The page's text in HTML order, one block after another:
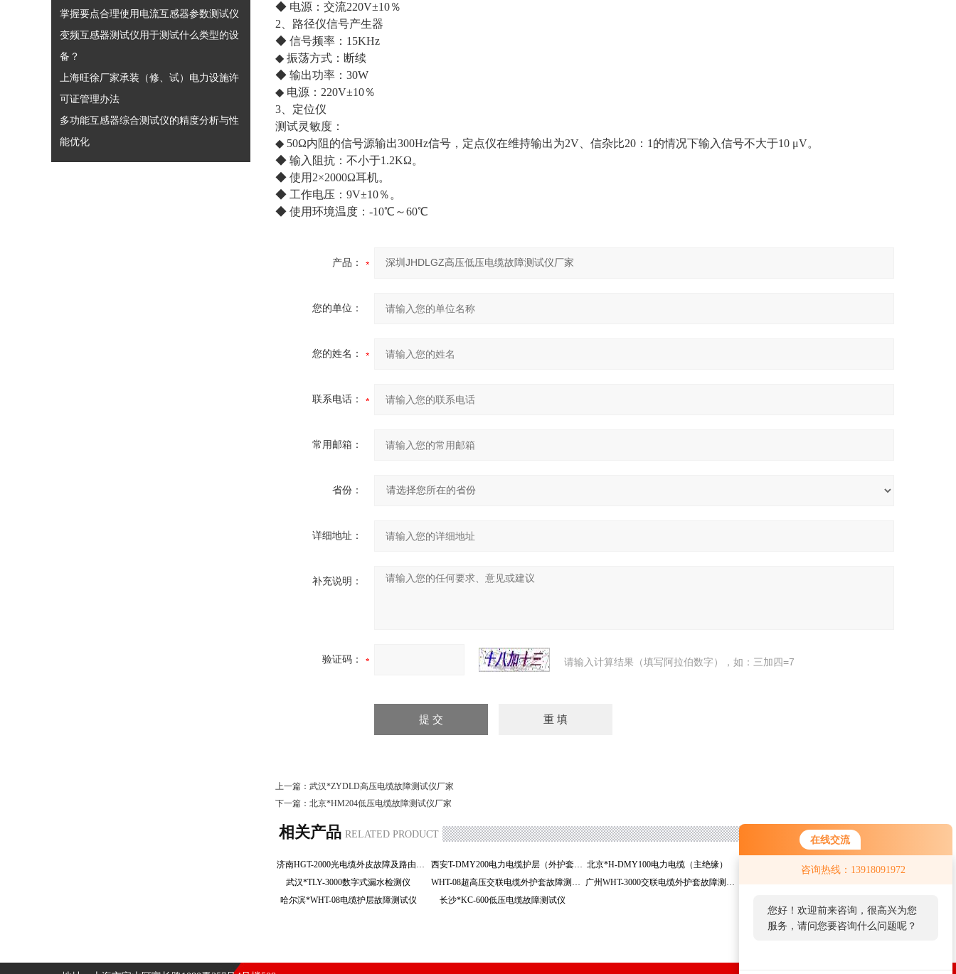
在线交流
咨询热线：13918091972
您好！欢迎前来咨询，很高兴为您
服务，请问您要咨询什么问题呢？
掌握要点合理使用电流互感器参数测试仪
变频互感器测试仪用于测试什么类型的设
备？
上海旺徐厂家承装（修、试）电力设施许
可证管理办法
多功能互感器综合测试仪的精度分析与性
能优化
◆ 电源：交流220V±10％
2、路径仪信号产生器
◆ 信号频率：15KHz
◆ 振荡方式：断续
◆ 输出功率：30W
◆ 电源：220V±10％
3、定位仪
测试灵敏度：
◆ 50Ω内阻的信号源输出300Hz信号，定点仪在维持输出为2V、信杂比20：1的情况下输入信号不大于10 μV。
◆ 输入阻抗：不小于1.2KΩ。
◆ 使用2×2000Ω耳机。
◆ 工作电压：9V±10％。
◆ 使用环境温度：-10℃～60℃
产品：
您的单位：
您的姓名：
联系电话：
常用邮箱：
省份：
详细地址：
补充说明：
验证码： 请输入计算结果（填写阿拉伯数字），如：三加四=7
上一篇： 武汉*ZYDLD高压电缆故障测试仪厂家
下一篇： 北京*HM204低压电缆故障测试仪厂家
相关产品 RELATED PRODUCT
济南HGT-2000光电缆外皮故障及路由定位仪 西安T-DMY200电力电缆护层（外护套） 北京*H-DMY100电力电缆（主绝缘）
深圳*TLY-2000漏水检测仪
武汉*TLY-3000数字式漏水检测仪
WHT-08超高压交联电缆外护套故障测试仪 广州WHT-3000交联电缆外护套故障测试仪
哈尔滨*WHT-08电缆护层故障测试仪
长沙*KC-600低压电缆故障测试仪